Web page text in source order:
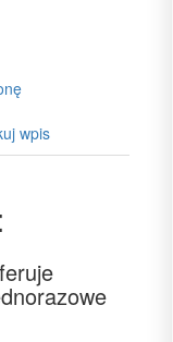
wpis